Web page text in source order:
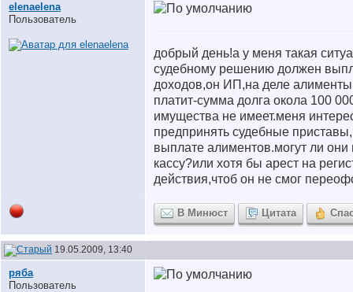
elenaelena
Пользователь
добрый день!а у меня такая
судебному решению должен
доходов,он ИП,на деле алименты
платит-сумма долга окола 100
имущества не имеет.меня
предпринять судебные
выплате алиментов.могут ли они
кассу?или хотя бы арест на
действия,чтоб он не смог
В Минюст Цитата
19.05.2009, 13:40
ряба
Пользователь